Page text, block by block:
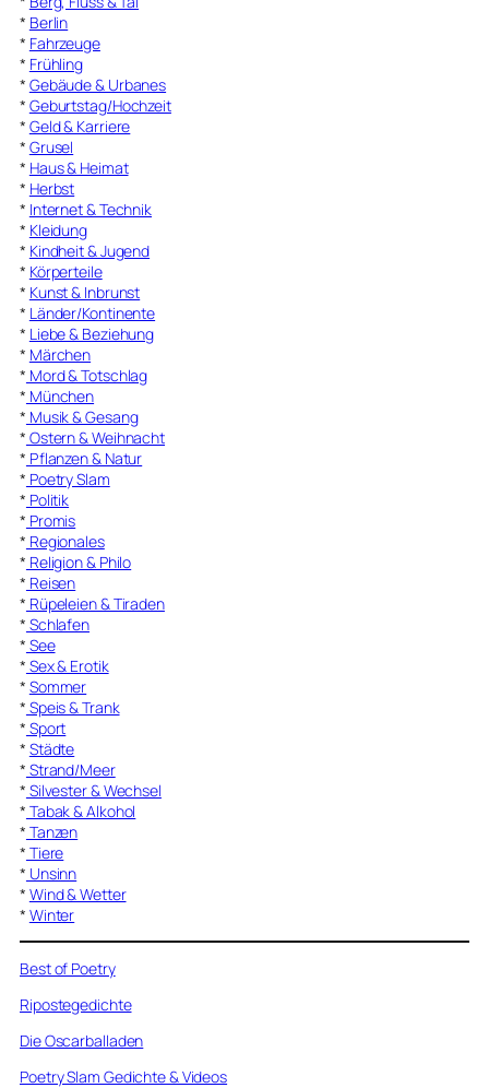
* Berlin
* Fahrzeuge
* Frühling
* Gebäude & Urbanes
* Geburtstag/Hochzeit
* Geld & Karriere
* Grusel
* Haus & Heimat
* Herbst
* Internet & Technik
* Kleidung
* Kindheit & Jugend
* Körperteile
* Kunst & Inbrunst
* Länder/Kontinente
* Liebe & Beziehung
* Märchen
* Mord & Totschlag
* München
* Musik & Gesang
* Ostern & Weihnacht
* Pflanzen & Natur
* Poetry Slam
* Politik
* Promis
* Regionales
* Religion & Philo
* Reisen
* Rüpeleien & Tiraden
* Schlafen
* See
* Sex & Erotik
* Sommer
* Speis & Trank
* Sport
* Städte
* Strand/Meer
* Silvester & Wechsel
* Tabak & Alkohol
* Tanzen
* Tiere
* Unsinn
* Wind & Wetter
* Winter
Best of Poetry
Ripostegedichte
Die Oscarballaden
Poetry Slam Gedichte & Videos